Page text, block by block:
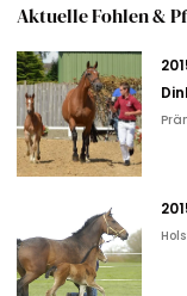
Aktuelle Fohlen &